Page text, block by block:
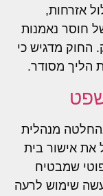
אזרחות,
חוסר נאמנות
החוק מדגיש כי
הליך מסודר.
מנהלית
את אישור בית
שמבטיח
שימוש לרעה